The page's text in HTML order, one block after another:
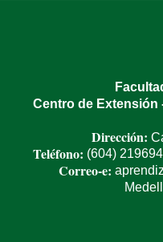
Centro de Extensión
Dirección:
Teléfono: (604)
Correo-e: